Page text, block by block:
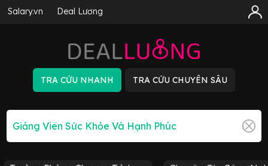
Salary.vn Deal Lương